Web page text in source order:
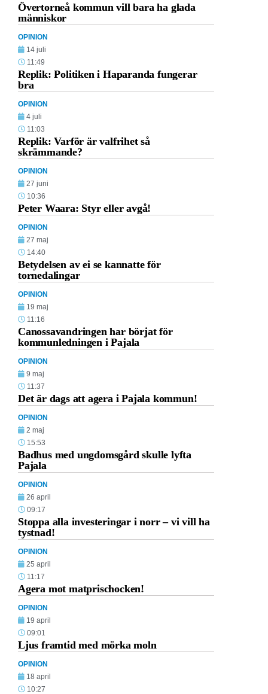
Övertorneå kommun vill bara ha glada
människor
OPINION
14 juli
11:49
Replik: Politiken i Haparanda fungerar
bra
OPINION
4 juli
11:03
Replik: Varför är valfrihet så
skrämmande?
OPINION
27 juni
10:36
Peter Waara: Styr eller avgå!
OPINION
27 maj
14:40
Betydelsen av ei se kannatte för
tornedalingar
OPINION
19 maj
11:16
Canossavandringen har börjat för
kommunledningen i Pajala
OPINION
9 maj
11:37
Det är dags att agera i Pajala kommun!
OPINION
2 maj
15:53
Badhus med ungdomsgård skulle lyfta
Pajala
OPINION
26 april
09:17
Stoppa alla investeringar i norr – vi vill ha
tystnad!
OPINION
25 april
11:17
Agera mot matprischocken!
OPINION
19 april
09:01
Ljus framtid med mörka moln
OPINION
18 april
10:27